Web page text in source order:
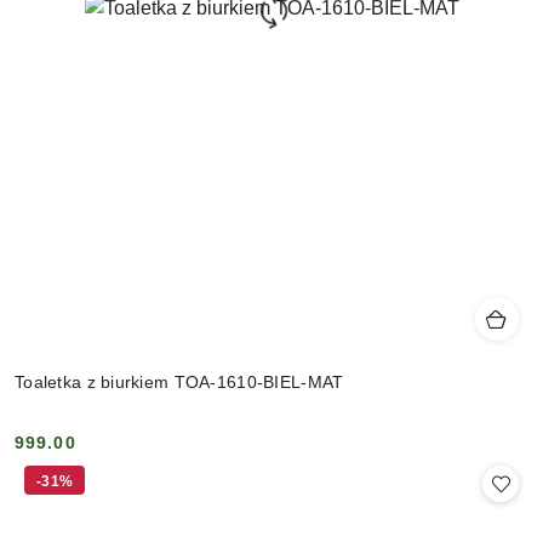
Toaletka z biurkiem TOA-1610-BIEL-MAT
Cena:
999.00
-31%